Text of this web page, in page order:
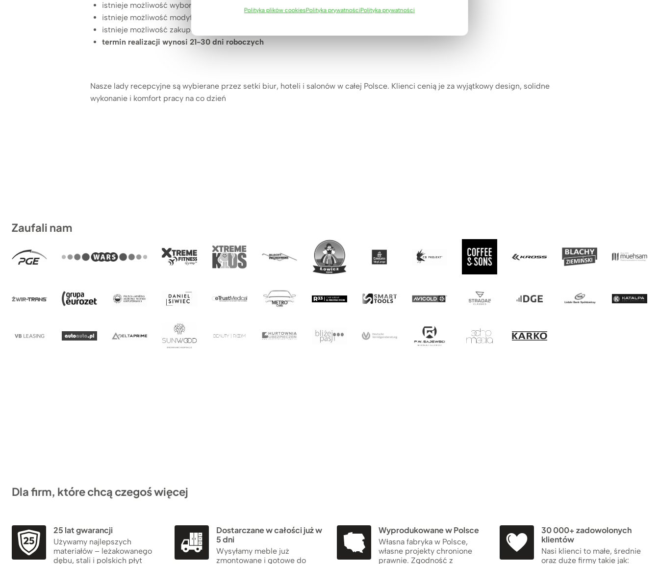
Polityka plików cookiesPolityka prywatnościPolityka prywatności
istnieje możliwość wyboru dodatków w konfiguratorze
istnieje możliwość modyfikacji lady. Zapraszamy do kontaktu z
istnieje możliwość zakupu
termin realizacji wynosi 21-30 dni roboczych
Nasze lady recepcyjne są wybierane przez setki biur, hoteli i salonów w całej Polsce. Klienci cenią je za wyjątkowy design, solidne
wykonanie i komfort pracy na co dzień
Zaufali nam
Dla firm, które chcą czegoś więcej
25 lat gwarancji
Używamy najlepszych
materiałów – leżakowanego
dębu, stali i polskich płyt
Dostarczane w całości już w
5 dni
Wysyłamy meble już
zmontowane i gotowe do
Wyprodukowane w Polsce
Własna fabryka w Polsce,
własne projekty chronione
prawnie. Zgodność z
30 000+ zadowolonych
klientów
Nasi klienci to małe, średnie
oraz duże firmy takie jak: